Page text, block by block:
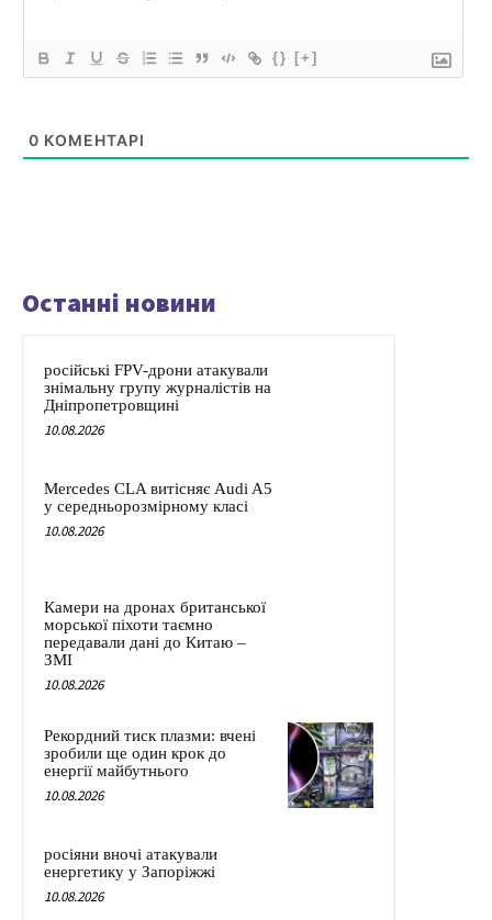
{} [+]
0 КОМЕНТАРІ
Останні новини
російські FPV-дрони атакували
знімальну групу журналістів на
Дніпропетровщині
10.08.2026
Mercedes CLA витісняє Audi A5
у середньорозмірному класі
10.08.2026
Камери на дронах британської
морської піхоти таємно
передавали дані до Китаю –
ЗМІ
10.08.2026
Рекордний тиск плазми: вчені
зробили ще один крок до
енергії майбутнього
10.08.2026
росіяни вночі атакували
енергетику у Запоріжжі
10.08.2026